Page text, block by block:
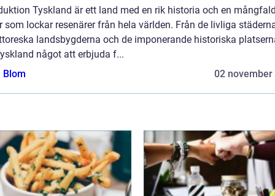
Tyskland är ett land med en rik historia och en
som lockar resenärer från hela världen. Från de livliga
landsbygderna och de imponerande historiska
något att erbjuda f...
Blom
02 november